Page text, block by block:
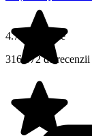
4.7 din 5 stele
316.672 de recenzii